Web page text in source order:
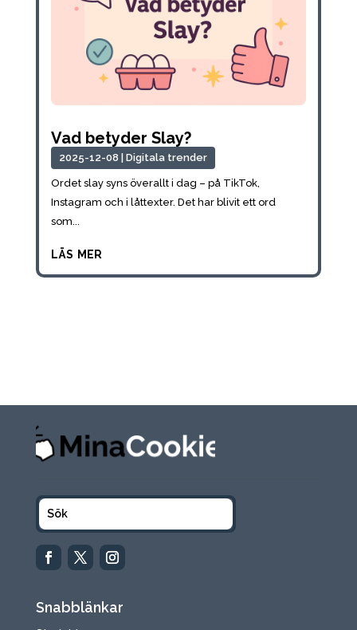
Vad betyder Slay?
2025-12-08 Digitala trender
Ordet slay syns överallt i dag – på TikTok,
Instagram och i låttexter. Det har blivit ett ord
som...
läs mer
Snabblänkar